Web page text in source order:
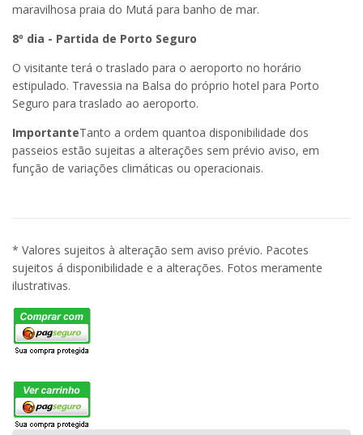
maravilhosa praia do Mutá para banho de mar.
8º dia - Partida de Porto Seguro
O visitante terá o traslado para o aeroporto no horário
estipulado. Travessia na Balsa do próprio hotel para Porto
Seguro para traslado ao aeroporto.
ImportanteTanto a ordem quantoa disponibilidade dos
passeios estão sujeitas a alterações sem prévio aviso, em
função de variações climáticas ou operacionais.
* Valores sujeitos à alteração sem aviso prévio. Pacotes
sujeitos á disponibilidade e a alterações. Fotos meramente
ilustrativas.